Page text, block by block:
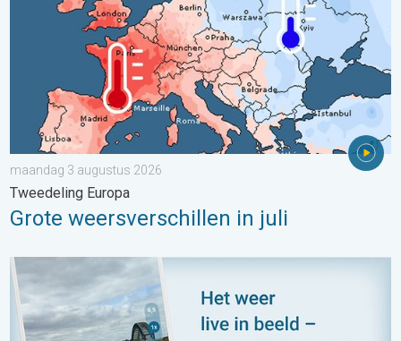
maandag 3 augustus 2026
Tweedeling Europa
Grote weersverschillen in juli
Impressies maken, momenten delen. Deel wat je ziet!. . .